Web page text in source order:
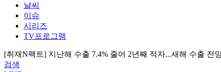
날씨
이슈
시리즈
TV프로그램
[취재N팩트] 지난해 수출 7.4% 줄어 2년째 적자...새해 수출 전
검색